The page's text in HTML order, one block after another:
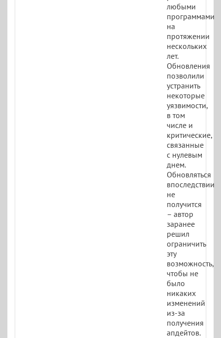
любыми
программами
на
протяжении
нескольких
лет.
Обновления
позволили
устранить
некоторые
уязвимости,
в том
числе и
критические,
связанные
с нулевым
днем.
Обновляться
впоследствии
не
получится
– автор
заранее
решил
ограничить
эту
возможность,
чтобы не
было
никаких
изменений
из-за
получения
апдейтов.